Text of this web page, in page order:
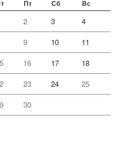
Пт Сб Вс
2 3 4
9 10 11
16 17 18
23 24 25
30